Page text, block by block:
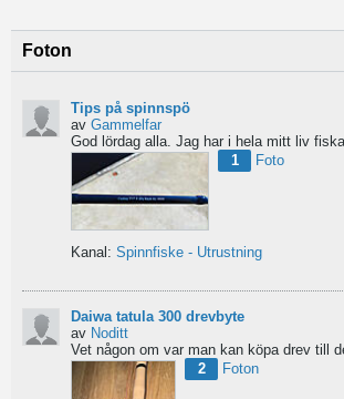
Foton
Tips på spinnspö
av Gammelfar
God lördag alla. Jag har i hela mitt liv fiskat med haspel och
1
Foto
Kanal: Spinnfiske - Utrustning
Daiwa tatula 300 drevbyte
av Noditt
2
Foton